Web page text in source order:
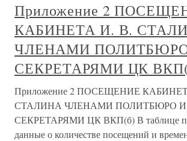
Приложение 2
КАБИНЕТА И. В.
ЧЛЕНАМИ
СЕКРЕТАРЯМИ ЦК
Приложение 2 ПОСЕЩЕНИЕ
СТАЛИНА ЧЛЕНАМИ ПОЛИТБЮРО И
СЕКРЕТАРЯМИ ЦК ВКП(б) В таблице
данные о количестве посещений и